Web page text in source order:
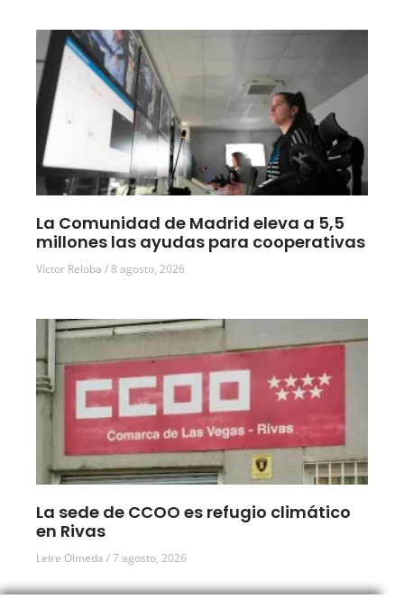
La Comunidad de Madrid eleva a 5,5
millones las ayudas para cooperativas
Víctor Reloba 8 agosto, 2026
La sede de CCOO es refugio climático
en Rivas
Leire Olmeda 7 agosto, 2026